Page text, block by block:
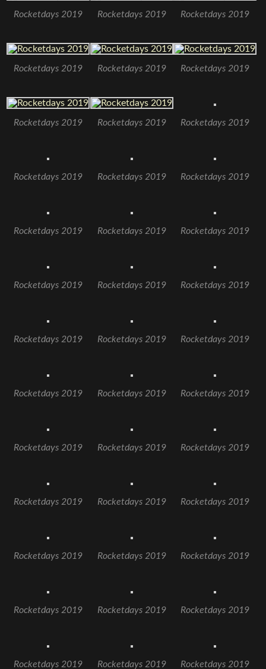
Rocketdays 2019 Rocketdays 2019 Rocketdays 2019
Rocketdays 2019 Rocketdays 2019 Rocketdays 2019
Rocketdays 2019 Rocketdays 2019 Rocketdays 2019
Rocketdays 2019 Rocketdays 2019 Rocketdays 2019
Rocketdays 2019 Rocketdays 2019 Rocketdays 2019
Rocketdays 2019 Rocketdays 2019 Rocketdays 2019
Rocketdays 2019 Rocketdays 2019 Rocketdays 2019
Rocketdays 2019 Rocketdays 2019 Rocketdays 2019
Rocketdays 2019 Rocketdays 2019 Rocketdays 2019
Rocketdays 2019 Rocketdays 2019 Rocketdays 2019
Rocketdays 2019 Rocketdays 2019 Rocketdays 2019
Rocketdays 2019 Rocketdays 2019 Rocketdays 2019
Rocketdays 2019 Rocketdays 2019 Rocketdays 2019